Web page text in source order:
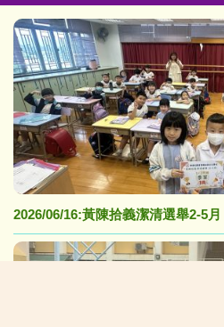
2026/06/16:黃陳拾義潔清選舉2-5月